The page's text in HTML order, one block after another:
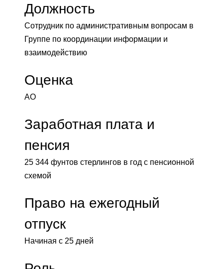
Должность
Сотрудник по административным вопросам в
Группе по координации информации и
взаимодействию
Оценка
АО
Заработная плата и
пенсия
25 344 фунтов стерлингов в год с пенсионной
схемой
Право на ежегодный
отпуск
Начиная с 25 дней